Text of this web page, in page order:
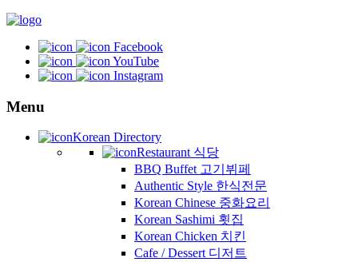
Facebook
YouTube
Instagram
Menu
Korean Directory
Restaurant 식당
BBQ Buffet 고기뷔페
Authentic Style 한식전문
Korean Chinese 중화요리
Korean Sashimi 횟집
Korean Chicken 치킨
Cafe / Dessert 디저트